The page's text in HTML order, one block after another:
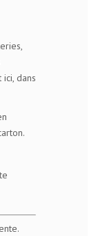
dans